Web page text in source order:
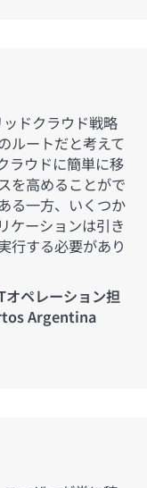
ドクラウド戦略
ルートだと考えて
ラウドに簡単に移
を高めることがで
る一方、いくつか
ケーションは引き
行する必要があり
ペレーション担
Argentina